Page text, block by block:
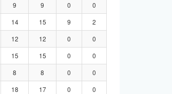
9 9 0
0
14 15 9
2
12 12 0
0
15 15 0
0
8 8 0
0
18 17 0
0